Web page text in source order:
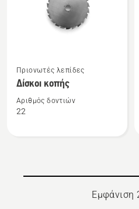
προϊόντα
περισσότερες
λεπτομέρειες
για
το
Πριονωτές λεπίδες
Δίσκοι κοπής
Αριθμός δοντιών
22
Εμφάνιση